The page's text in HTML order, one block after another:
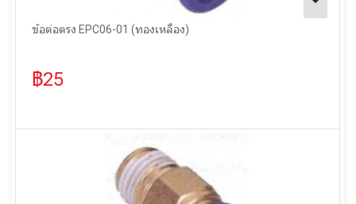
ข้อต่อตรง EPC06-01 (ทองเหลือง)
฿25